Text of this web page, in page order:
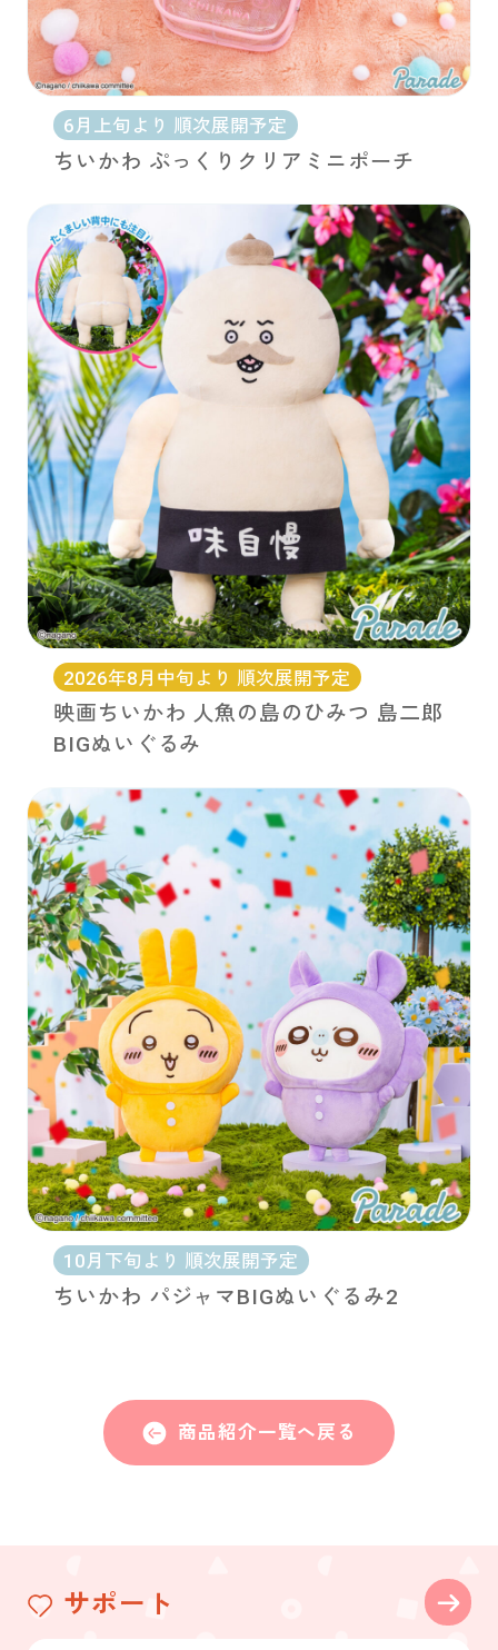
6月上旬より 順次展開予定
ちいかわ ぷっくりクリアミニポーチ
2026年8月中旬より 順次展開予定
映画ちいかわ 人魚の島のひみつ 島二郎
BIGぬいぐるみ
10月下旬より 順次展開予定
ちいかわ パジャマBIGぬいぐるみ2
商品紹介一覧へ戻る
サポート